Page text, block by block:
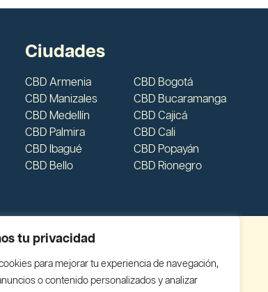
tu privacidad
para mejorar tu experiencia de navegación,
o contenido personalizados y analizar
Ciudades
CBD Armenia
CBD Manizales
CBD Medellín
CBD Palmira
CBD Ibagué
CBD Bello
CBD Bogotá
CBD Bucaramanga
CBD Cajicá
CBD Cali
CBD Popayán
CBD Rionegro